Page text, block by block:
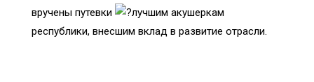
вручены путевки
лучшим акушеркам
республики, внесшим вклад в развитие отрасли.